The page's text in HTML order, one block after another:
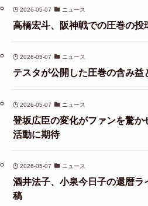
2026-05-07 ニュース
高橋宏斗、阪神戦での圧巻の投
2026-05-07 ニュース
テスタが公開した圧巻の含み益
2026-05-07 ニュース
登坂広臣の変化がファンを驚
活動に期待
2026-05-07 ニュース
酒井法子、小泉今日子の還暦ラ
稿